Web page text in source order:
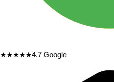
★★★★★4.7 Google